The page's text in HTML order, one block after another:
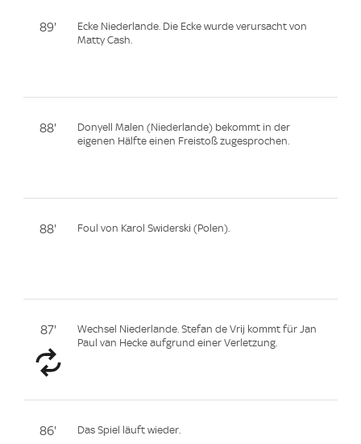
89'
Ecke Niederlande. Die Ecke wurde verursacht von
Matty Cash.
88'
Donyell Malen (Niederlande) bekommt in der
eigenen Hälfte einen Freistoß zugesprochen.
88' Foul von Karol Swiderski (Polen).
87'
Wechsel Niederlande. Stefan de Vrij kommt für Jan
Paul van Hecke aufgrund einer Verletzung.
86' Das Spiel läuft wieder.